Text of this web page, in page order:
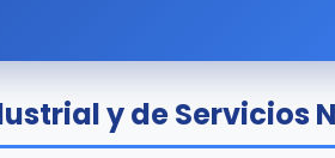
y de Servicios